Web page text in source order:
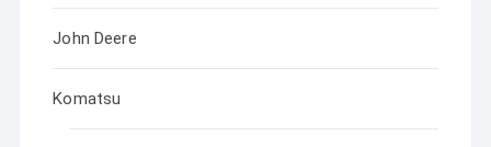
John Deere
Komatsu